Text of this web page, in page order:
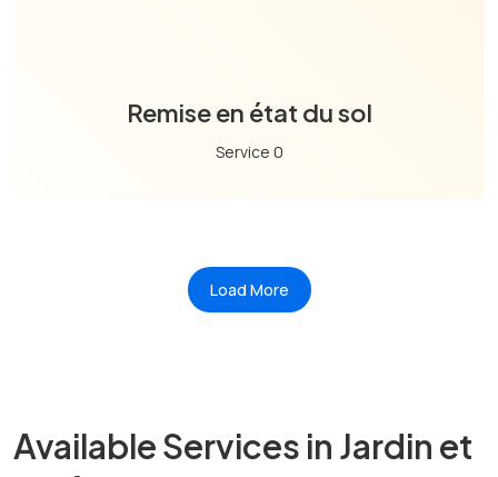
Remise en état du sol
Service 0
Load More
Available Services in Jardin et